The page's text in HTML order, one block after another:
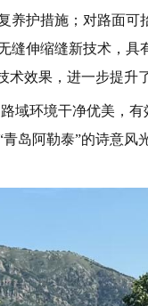
养护措施；对路面可
缝伸缩缝新技术，具
效果，进一步提升
域环境干净优美，
岛阿勒泰”的诗意风